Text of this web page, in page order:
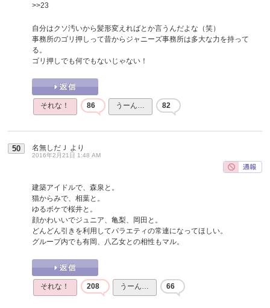
>>23
自分はクソ汚いから髪形変えればとか言うんだよな（笑）
事務所のゴリ押しって昔からジャニーズ事務所は多大な力を持って
る。
ゴリ押しでも何でもないじゃない！
それな！ 86 うーん… 82
50 名無しだＪ より
2016年2月21日 1:48 AM
建築アイドルで、森泉と。
猫からみで、相葉と。
ゆるボケで桜井と。
顔かわいいでジュニア、亀梨、岡田と。
どんどん引きを利用してバラエティの常連になってほしい。
グループ内でも有岡、八乙女との相性もマル。
それな！ 208 うーん… 66